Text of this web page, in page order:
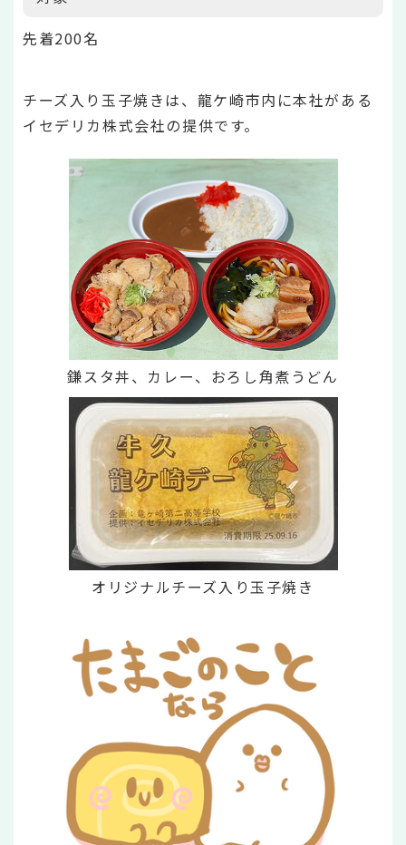
先着200名
チーズ入り玉子焼きは、龍ケ崎市内に本社がある
イセデリカ株式会社の提供です。
鎌スタ丼、カレー、おろし角煮うどん
オリジナルチーズ入り玉子焼き